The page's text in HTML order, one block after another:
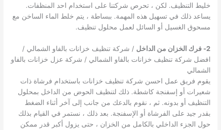
خليط التنظيف. لكن ، تحرص شركتنا على استخدام احد المنظفات.
يساعد ذلك في تسهيل هذه المهمة. ببساطة ، يتم خلط الماء الساخن مع
مسحوق الغسيل أو السائل لعمل محلول تنظيف.
2- فرك الخزان من الداخل
/ شركة تنظيف خزانات بالفاو الشمالي /
افضل شركة تنظيف خزانات بالفاو الشمالي / شركة عزل خزانات بالفاو
الشمالي
يقوم فريق عمل احسن شركة تنظيف خزانات باستخدام فرشاة ذات
شعيرات أو إسفنجة كاشطة. ذلك لتنظيف الحوض من الداخل بمحلول
التنظيف أو بدونه. ثم ، نقوم بالدعك من جانب إلى آخر أثناء الضغط
بقدر جيد على الفرشاة أو الإسفنجة. بعد ذلك ، نستمر في القيام بذلك
حول الجزء الداخلي بالكامل من الخزان ، حتى يزول أكبر قدر ممكن